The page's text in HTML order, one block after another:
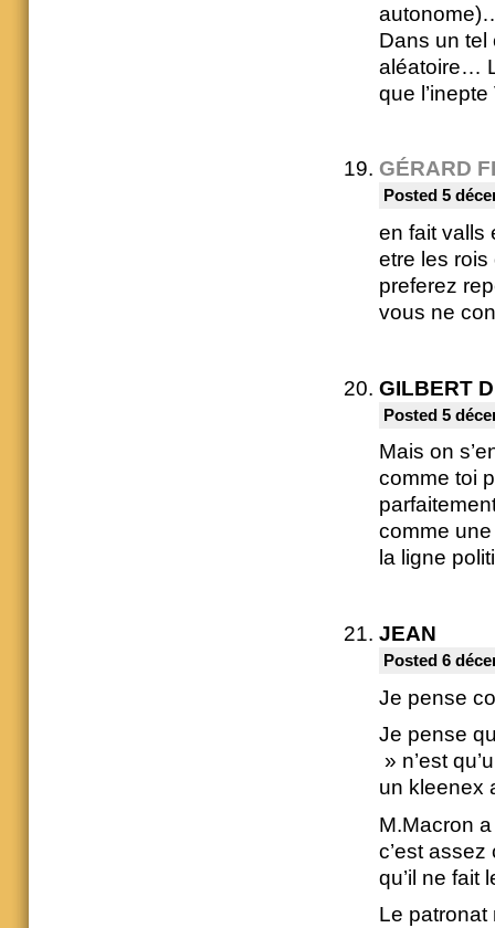
Dans un tel
aléatoire…
que
GÉRARD
Posted 5
en fait valls
etre les rois
preferez
vous ne
GILBERT
Posted 5
Mais on
comme toi
comme
la ligne
JEAN
Posted 6
Je pense
Je pense
» n’est
un kleenex
M.Macron
c’est
qu’il ne fait
Le patronat